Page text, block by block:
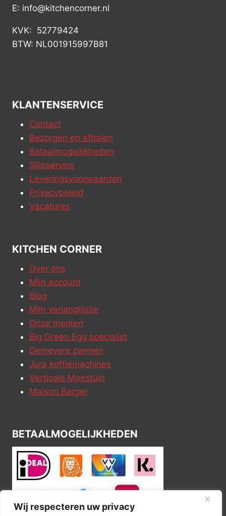
Wij respecteren uw privacy
E: info@kitchencorner.nl
KVK: 52779424
BTW: NL001915997B81
KLANTENSERVICE
Contact
Bezorgen en afhalen
Betaalmogelijkheden
Slijpservice
Leveringsvoorwaarden
Privacybeleid
Vacatures
KITCHEN CORNER
Over ons
Mijn account
Blog
Mijn verlanglijstje
Onze merken
Big Green Egg specialist
Demeyere pannen
Jura koffiemachines
Verticale Moestuin
Maison Berger
BETAALMOGELIJKHEDEN